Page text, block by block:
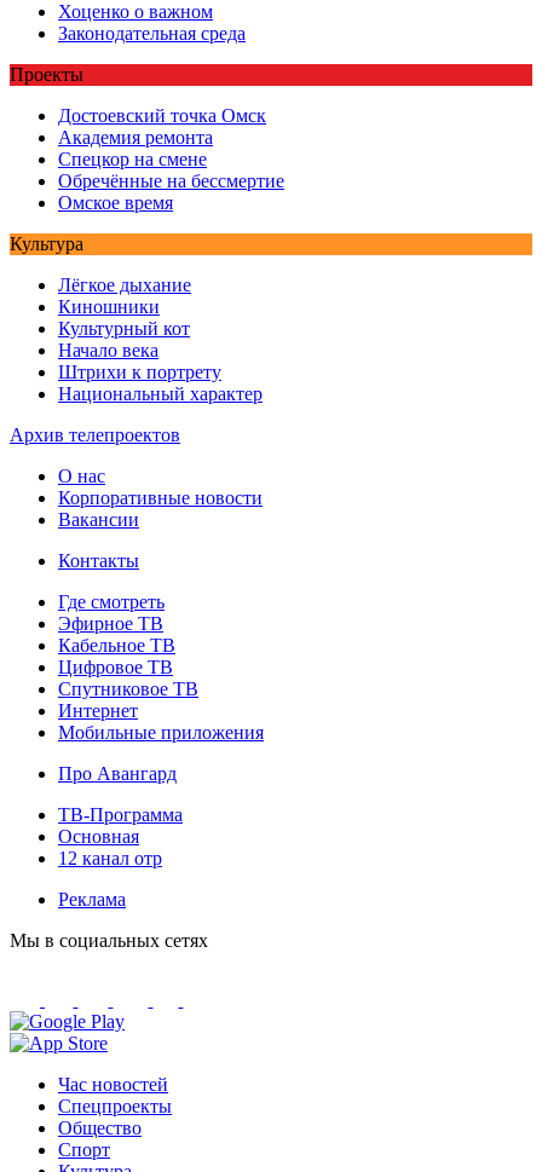
Хоценко о важном
Законодательная среда
Проекты
Достоевский точка Омск
Академия ремонта
Спецкор на смене
Обречённые на бессмертие
Омское время
Культура
Лёгкое дыхание
Киношники
Культурный кот
Начало века
Штрихи к портрету
Национальный характер
Архив телепроектов
О нас
Корпоративные новости
Вакансии
Контакты
Где смотреть
Эфирное ТВ
Кабельное ТВ
Цифровое ТВ
Спутниковое ТВ
Интернет
Мобильные приложения
Про Авангард
ТВ-Программа
Основная
12 канал отр
Реклама
Мы в социальных сетях
Час новостей
Спецпроекты
Общество
Спорт